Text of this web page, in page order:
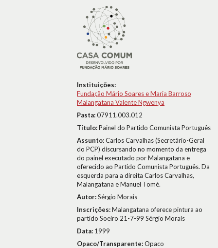
Instituições:
Fundação Mário Soares e Maria Barroso
Malangatana Valente Ngwenya
Pasta:07911.003.012
Título:Painel do Partido Comunista Português
Assunto:Carlos Carvalhas (Secretário-Geral
do PCP) discursando no momento da entrega
do painel executado por Malangatana e
oferecido ao Partido Comunista Português. Da
esquerda para a direita Carlos Carvalhas,
Malangatana e Manuel Tomé.
Autor:Sérgio Morais
Inscrições:Malangatana oferece pintura ao
partido Soeiro 21-7-99 Sérgio Morais
Data: 1999
Opaco/Transparente:Opaco